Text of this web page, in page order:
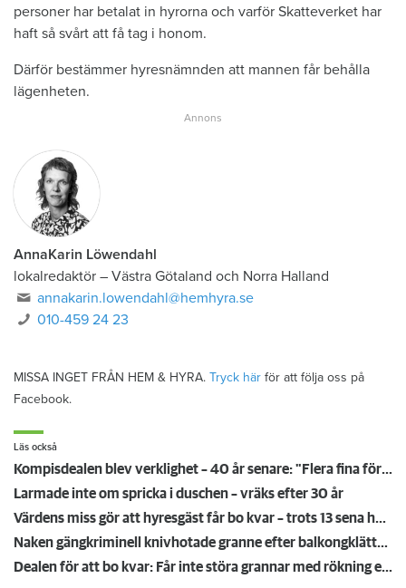
personer har betalat in hyrorna och varför Skatteverket har
haft så svårt att få tag i honom.
Därför bestämmer hyresnämnden att mannen får behålla
lägenheten.
AnnaKarin Löwendahl
lokalredaktör – Västra Götaland och Norra Halland
annakarin.lowendahl@hemhyra.se
010-459 24 23
MISSA INGET FRÅN HEM & HYRA. Tryck här för att följa oss på
Facebook.
Läs också
Kompisdealen blev verklighet – 40 år senare: "Flera fina fördelar med att dela bostad"
Larmade inte om spricka i duschen – vräks efter 30 år
Värdens miss gör att hyresgäst får bo kvar – trots 13 sena hyror
Naken gängkriminell knivhotade granne efter balkongklättring
Dealen för att bo kvar: Får inte störa grannar med rökning eller utsätta dem för brandfara